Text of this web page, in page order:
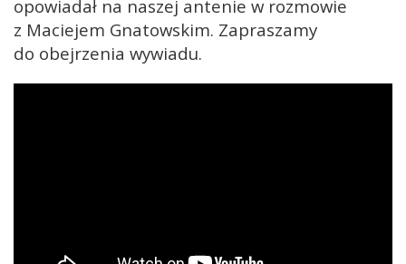
opowiadał na naszej antenie w rozmowie
z Maciejem Gnatowskim. Zapraszamy
do obejrzenia wywiadu.